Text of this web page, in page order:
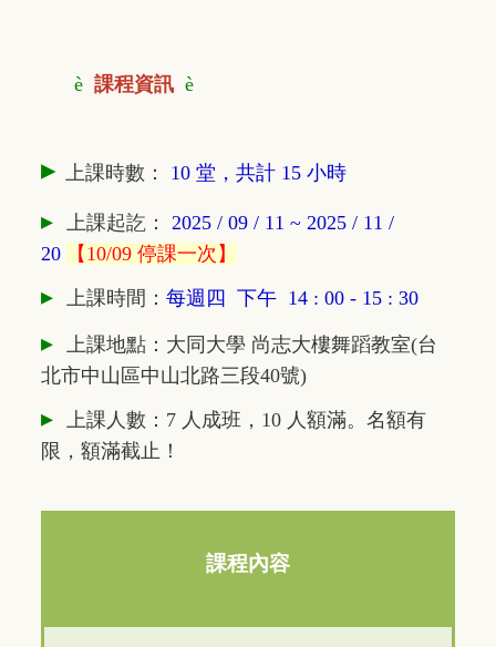
è 課程資訊 è
▸ 上課時數： 10 堂，共計 15 小時
▸ 上課起訖 ：
2025 / 09 / 11 ~ 2025 / 11 /
20
【10/09 停課一次】
▸ 上課時間： 每週四 下午 14 : 00 - 15 : 30
▸
上課地點：大同大學 尚志大樓舞蹈教室(台
北市中山區中山北路三段40號)
▸
上課人數：7 人成班，10 人額滿。名額有
限，額滿截止！
課程內容